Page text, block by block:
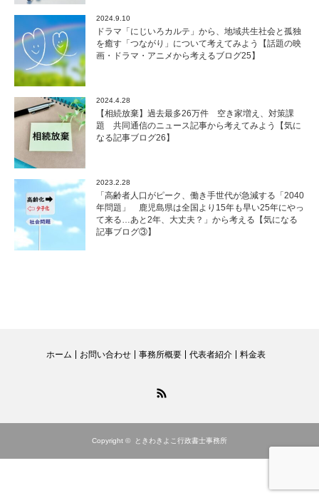
2024.9.10
ドラマ「にじいろカルテ」から、地域共生社会と孤独
を癒す「つながり」について考えてみよう【話題の映
画・ドラマ・アニメから考えるブログ25】
2024.4.28
【相続放棄】過去最多26万件 空き家増え、対策課
題 共同通信のニュース記事から考えてみよう【気に
なる記事ブログ26】
2023.2.28
「高齢者人口がピーク、働き手世代が急減する「2040
年問題」 鹿児島県は全国より15年も早い25年にやっ
て来る…あと2年、大丈夫？」から考える【気になる
記事ブログ③】
ホーム お問い合わせ 事務所概要 代表者紹介 料金表
Copyright © ときわきよこ行政書士事務所